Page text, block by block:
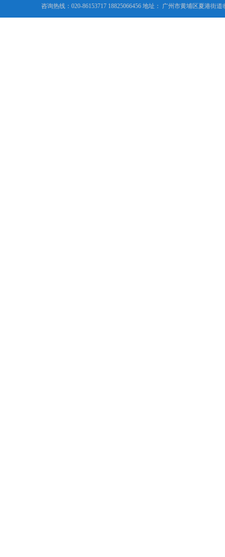
咨询热线：020-86153717 18825066456 地址： 广州市黄埔区夏港街